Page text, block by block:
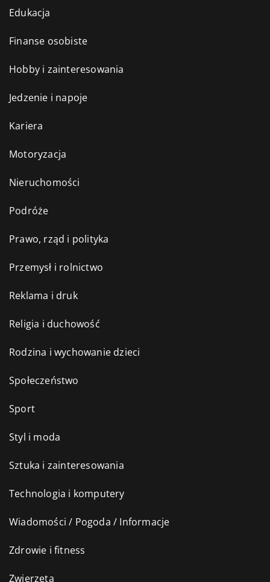
Edukacja
Finanse osobiste
Hobby i zainteresowania
Jedzenie i napoje
Kariera
Motoryzacja
Nieruchomości
Podróże
Prawo, rząd i polityka
Przemysł i rolnictwo
Reklama i druk
Religia i duchowość
Rodzina i wychowanie dzieci
Społeczeństwo
Sport
Styl i moda
Sztuka i zainteresowania
Technologia i komputery
Wiadomości / Pogoda / Informacje
Zdrowie i fitness
Zwierzęta